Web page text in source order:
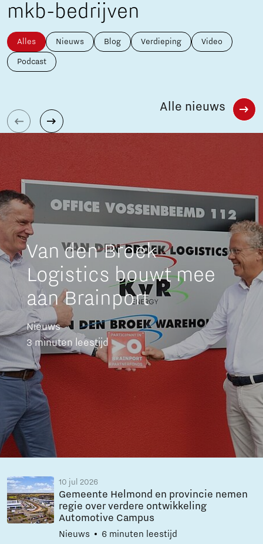
mkb-bedrijven
Alles Nieuws Blog Verdieping Video
Podcast
Van den Broek
Logistics bouwt mee
aan Brainport
Nieuws
3 minuten leestijd
10 jul 2026
Gemeente Helmond en provincie nemen
regie over verdere ontwikkeling
Automotive Campus
Nieuws 6 minuten leestijd
Alle nieuws